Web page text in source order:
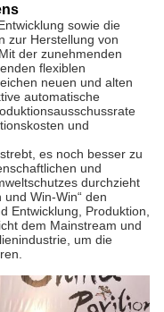
sowie die
zur Herstellung von
der zunehmenden
flexiblen
neuen und alten
automatische
und
es noch besser zu
und
durchzieht
Win-Win“ den
Entwicklung, Produktion,
dem Mainstream und
um die